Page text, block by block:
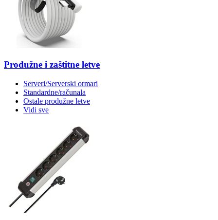
Produžne i zaštitne letve
Serveri/Serverski ormari
Standardne/računala
Ostale produžne letve
Vidi sve